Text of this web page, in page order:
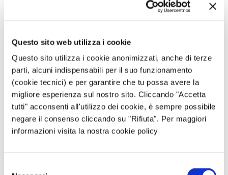
Questo sito web utilizza i cookie
Questo sito utilizza i cookie anonimizzati, anche di terze
parti, alcuni indispensabili per il suo funzionamento
(cookie tecnici) e per garantire che tu possa avere la
migliore esperienza sul nostro sito. Cliccando "Accetta
tutti" acconsenti all'utilizzo dei cookie, è sempre possibile
negare il consenso cliccando su "Rifiuta". Per maggiori
informazioni visita la nostra cookie policy
Lascia un commento
Il tuo indirizzo email non sarà pubblicato. I campi
obbligatori sono contrassegnati*
Commento*